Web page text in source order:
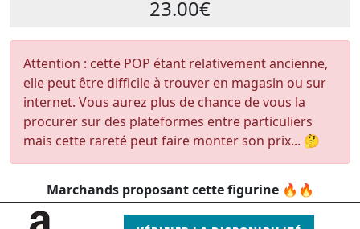
23.00€
Attention : cette POP étant relativement ancienne,
elle peut être difficile à trouver en magasin ou sur
internet. Vous aurez plus de chance de vous la
procurer sur des plateformes entre particuliers
mais cette rareté peut faire monter son prix... 🤔
Marchands proposant cette figurine 🔥🔥